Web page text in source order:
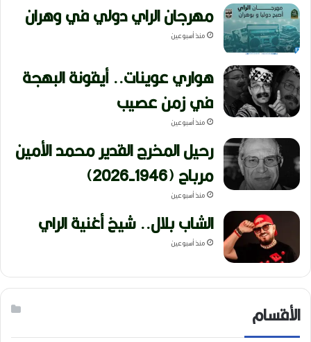
مهرجان الراي دولي في وهران
منذ أسبوعين
هواري عوينات.. أيقونة البهجة
في زمن عصيب
منذ أسبوعين
رحيل المخرج القدير محمد الأمين
مرباح (1946-2026)
منذ أسبوعين
الشاب بلال.. شيخ أغنية الراي
منذ أسبوعين
الأقسام